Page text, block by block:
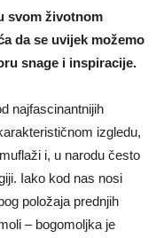
svom životnom
da se uvijek možemo
snage i inspiracije.
najfascinantnijih
izgledu,
i, u narodu često
Iako kod nas nosi
položaja prednjih
– bogomoljka je